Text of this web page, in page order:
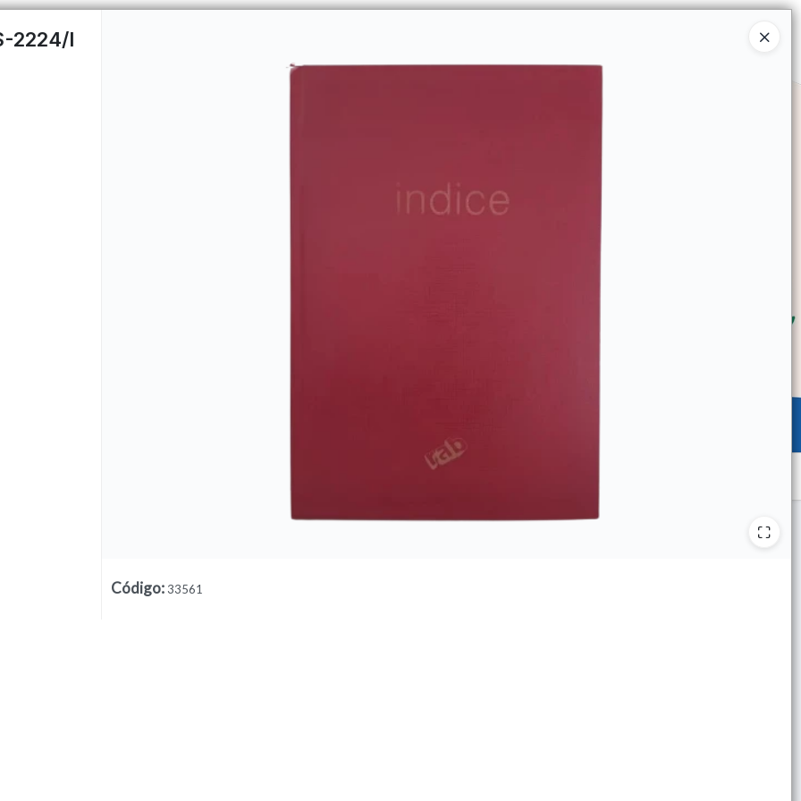
2224/I
Código: 33561
CÓMO COMPRAR QUIÉNES SOMOS TIENDA MINORISTA